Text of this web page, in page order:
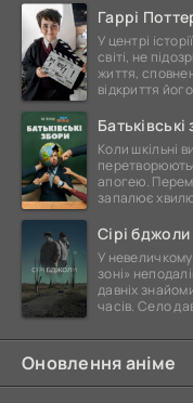
Гаррі
У центрі
світі, не
життя,
відкриття
Коли шкільні
апогею.
запалює
Сірі бджоли
У невеличкому
зоні»
давніх
часів. Село
Оновлення аніме